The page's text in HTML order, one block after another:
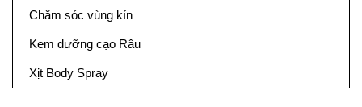
Chăm sóc vùng kín
Kem dưỡng cạo Râu
Xịt Body Spray